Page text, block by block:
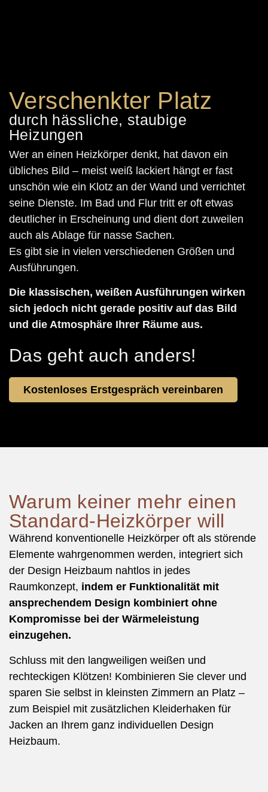
Verschenkter Platz
durch hässliche, staubige
Heizungen
Wer an einen Heizkörper denkt, hat davon ein
übliches Bild – meist weiß lackiert hängt er fast
unschön wie ein Klotz an der Wand und verrichtet
seine Dienste. Im Bad und Flur tritt er oft etwas
deutlicher in Erscheinung und dient dort zuweilen
auch als Ablage für nasse Sachen.
Es gibt sie in vielen verschiedenen Größen und
Ausführungen.
Die klassischen, weißen Ausführungen wirken
sich jedoch nicht gerade positiv auf das Bild
und die Atmosphäre Ihrer Räume aus.
Das geht auch anders!
Kostenloses Erstgespräch vereinbaren
Warum keiner mehr einen
Standard-Heizkörper will
Während konventionelle Heizkörper oft als störende
Elemente wahrgenommen werden, integriert sich
der Design Heizbaum nahtlos in jedes
Raumkonzept, indem er Funktionalität mit
ansprechendem Design kombiniert ohne
Kompromisse bei der Wärmeleistung
einzugehen.
Schluss mit den langweiligen weißen und
rechteckigen Klötzen! Kombinieren Sie clever und
sparen Sie selbst in kleinsten Zimmern an Platz –
zum Beispiel mit zusätzlichen Kleiderhaken für
Jacken an Ihrem ganz individuellen Design
Heizbaum.